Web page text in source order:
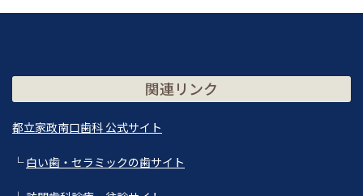
関連リンク
都立家政南口歯科 公式サイト
└白い歯・セラミックの歯サイト